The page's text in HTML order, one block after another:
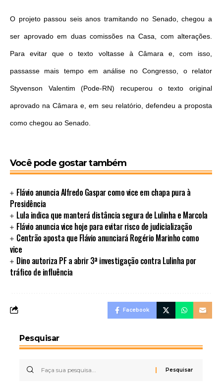
O projeto passou seis anos tramitando no Senado, chegou a
ser aprovado em duas comissões na Casa, com alterações.
Para evitar que o texto voltasse à Câmara e, com isso,
passasse mais tempo em análise no Congresso, o relator
Styvenson Valentim (Pode-RN) recuperou o texto original
aprovado na Câmara e, em seu relatório, defendeu a proposta
como chegou ao Senado.
Você pode gostar também
Flávio anuncia Alfredo Gaspar como vice em chapa pura à
Presidência
Lula indica que manterá distância segura de Lulinha e Marcola
Flávio anuncia vice hoje para evitar risco de judicialização
Centrão aposta que Flávio anunciará Rogério Marinho como
vice
Dino autoriza PF a abrir 3ª investigação contra Lulinha por
tráfico de influência
Facebook
Pesquisar